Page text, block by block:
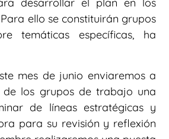
desarrollar el plan en los
ello se constituirán grupos
temáticas específicas, ha
mes de junio enviaremos a
de los grupos de trabajo una
de líneas estratégicas y
para su revisión y reflexión